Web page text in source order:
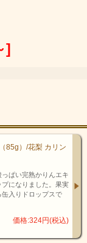
]
85g）/花梨 カリン
ぱい完熟かりんエキ
になりました。果実
入りドロップスで
価格:324円(税込)